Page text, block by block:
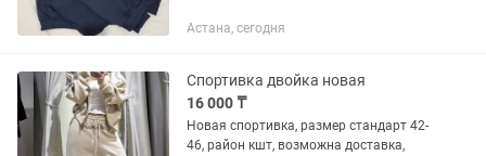
Астана, сегодня
Спортивка двойка новая
16 000 ₸
Новая спортивка, размер стандарт 42-
46, район кшт, возможна доставка,